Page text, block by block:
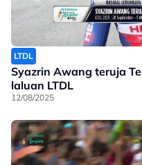
LTDL
Syazrin Awang teruja
laluan LTDL
12/08/2025